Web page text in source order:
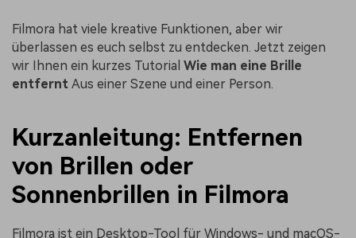
Filmora hat viele kreative Funktionen, aber wir
überlassen es euch selbst zu entdecken. Jetzt zeigen
wir Ihnen ein kurzes Tutorial Wie man eine Brille
entfernt Aus einer Szene und einer Person.
Kurzanleitung: Entfernen
von Brillen oder
Sonnenbrillen in Filmora
Filmora ist ein Desktop-Tool für Windows- und macOS-